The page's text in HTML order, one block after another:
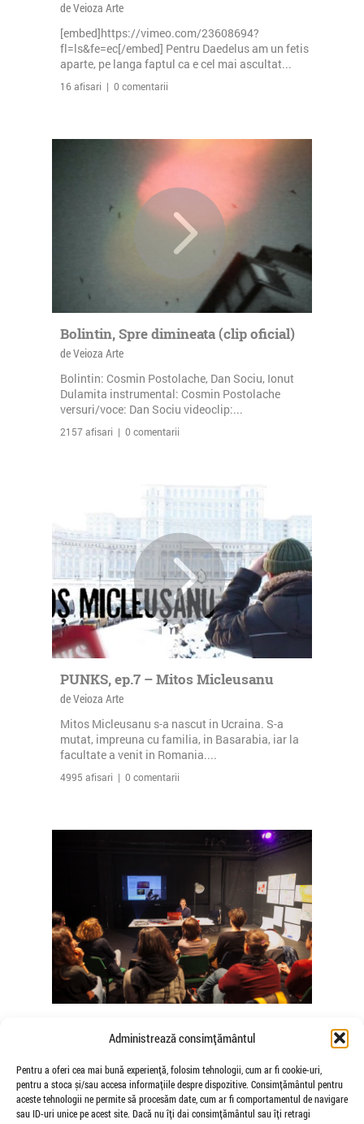
Administrează consimțământul
Pentru a oferi cea mai bună experiență, folosim tehnologii, cum ar fi cookie-uri,
pentru a stoca și/sau accesa informațiile despre dispozitive. Consimțământul pentru
aceste tehnologii ne permite să procesăm date, cum ar fi comportamentul de navigare
sau ID-uri unice pe acest site. Dacă nu îți dai consimțământul sau îți retragi
de Veioza Arte
[embed]https://vimeo.com/23608694?
fl=ls&fe=ec[/embed] Pentru Daedelus am un fetis
aparte, pe langa faptul ca e cel mai ascultat...
16 afisari | 0 comentarii
Bolintin, Spre dimineata (clip oficial)
de Veioza Arte
Bolintin: Cosmin Postolache, Dan Sociu, Ionut
Dulamita instrumental: Cosmin Postolache
versuri/voce: Dan Sociu videoclip:...
2157 afisari | 0 comentarii
PUNKS, ep.7 – Mitos Micleusanu
de Veioza Arte
Mitos Micleusanu s-a nascut in Ucraina. S-a
mutat, impreuna cu familia, in Basarabia, iar la
facultate a venit in Romania....
4995 afisari | 0 comentarii
Somatice susținute de coregrafele
Mădălina Dan și Valentina De Piante
Niculae
de Veioza Arte